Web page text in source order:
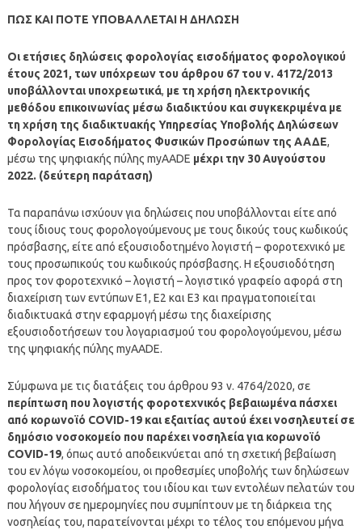
ΠΩΣ ΚΑΙ ΠΟΤΕ ΥΠΟΒΑΛΛΕΤΑΙ Η ΔΗΛΩΣΗ
Οι ετήσιες δηλώσεις φορολογίας εισοδήματος φορολογικού
έτους 2021, των υπόχρεων του άρθρου 67 του ν. 4172/2013
υποβάλλονται υποχρεωτικά, με τη χρήση ηλεκτρονικής
μεθόδου επικοινωνίας μέσω διαδικτύου και συγκεκριμένα με
τη χρήση της διαδικτυακής Υπηρεσίας Υποβολής Δηλώσεων
Φορολογίας Εισοδήματος Φυσικών Προσώπων της ΑΑΔΕ,
μέσω της ψηφιακής πύλης myAADE μέχρι την 30 Αυγούστου
2022. (δεύτερη παράταση)
Τα παραπάνω ισχύουν για δηλώσεις που υποβάλλονται είτε από
τους ίδιους τους φορολογούμενους με τους δικούς τους κωδικούς
πρόσβασης, είτε από εξουσιοδοτημένο λογιστή – φοροτεχνικό με
τους προσωπικούς του κωδικούς πρόσβασης. Η εξουσιοδότηση
προς τον φοροτεχνικό – λογιστή – λογιστικό γραφείο αφορά στη
διαχείριση των εντύπων Ε1, Ε2 και Ε3 και πραγματοποιείται
διαδικτυακά στην εφαρμογή μέσω της διαχείρισης
εξουσιοδοτήσεων του λογαριασμού του φορολογούμενου, μέσω
της ψηφιακής πύλης myAADE.
Σύμφωνα με τις διατάξεις του άρθρου 93 ν. 4764/2020, σε
περίπτωση που λογιστής φοροτεχνικός βεβαιωμένα πάσχει
από κορωνοϊό COVID-19 και εξαιτίας αυτού έχει νοσηλευτεί σε
δημόσιο νοσοκομείο που παρέχει νοσηλεία για κορωνοϊό
COVID-19, όπως αυτό αποδεικνύεται από τη σχετική βεβαίωση
του εν λόγω νοσοκομείου, οι προθεσμίες υποβολής των δηλώσεων
φορολογίας εισοδήματος του ιδίου και των εντολέων πελατών του
που λήγουν σε ημερομηνίες που συμπίπτουν με τη διάρκεια της
νοσηλείας του, παρατείνονται μέχρι το τέλος του επόμενου μήνα